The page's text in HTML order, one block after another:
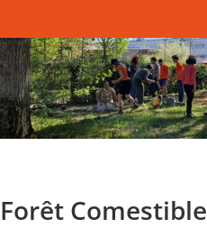
Forêt Comestible